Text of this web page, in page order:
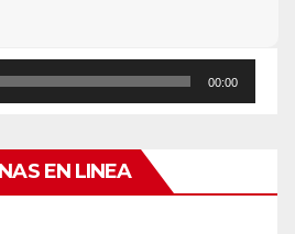
00:00
EN LINEA